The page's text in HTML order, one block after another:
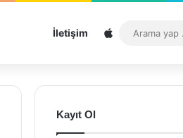
İletişim Sitemap
Kayıt Ol